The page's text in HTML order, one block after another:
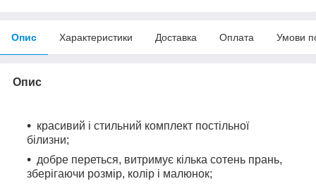
Опис Характеристики Доставка Оплата Умови
Опис
красивий і стильний комплект постільної
білизни;
добре переться, витримує кілька сотень прань,
зберігаючи розмір, колір і малюнок;